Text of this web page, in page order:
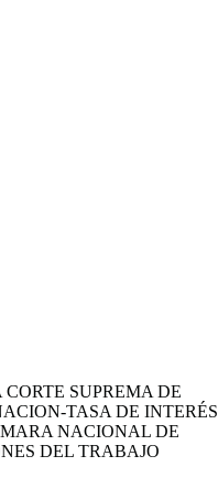
SUPREMA DE
TASA DE INTERÉS
NACIONAL DE
DEL TRABAJO